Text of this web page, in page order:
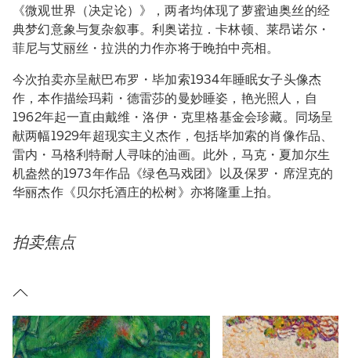
《微观世界（决定论）》，两者均体现了萝蜜迪奥丝的经
典梦幻意象与复杂叙事。利奥诺拉．卡林顿、莱昂诺尔・
菲尼与艾丽丝・拉洪的力作亦将于晚拍中亮相。
今次拍卖亦呈献巴布罗・毕加索1934年睡眠女子头像杰
作，本作描绘玛莉・德雷莎的曼妙睡姿，艳光照人，自
1962年起一直由戴维・洛伊・克里格基金会珍藏。同场呈
献两幅1929年超现实主义杰作，包括毕加索的肖像作品、
雷内・马格利特耐人寻味的油画。此外，马克・夏加尔生
机盎然的1973年作品《绿色马戏团》以及保罗・席涅克的
华丽杰作《贝尔托酒庄的松树》亦将隆重上拍。
拍卖焦点